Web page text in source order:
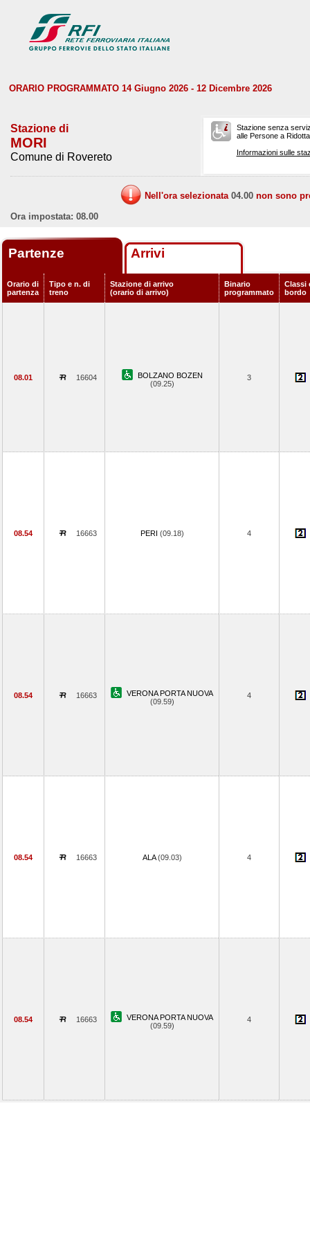
ORARIO PROGRAMMATO 14 Giugno 2026 - 12 Dicembre 2026
Stazione di
MORI
Comune di Rovereto
Stazione senza
alle Persone a
Informazioni sulle
Nell'ora selezionata 04.00 non sono
Ora impostata: 08.00
Partenze Arrivi
Orario di
partenza
Tipo e n. di
treno
Stazione di arrivo
(orario di arrivo)
Binario
programmato
Classi
bordo
08.01 16604
BOLZANO BOZEN
(09.25)
3
08.54 16663 PERI (09.18) 4
08.54 16663
VERONA PORTA NUOVA
(09.59)
4
08.54 16663 ALA(09.03) 4
08.54 16663
VERONA PORTA NUOVA
(09.59)
4